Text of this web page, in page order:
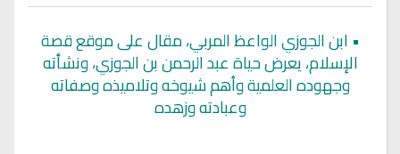
• ابن الجوزي الواعظ المربي، مقال على موقع قصة
الإسلام، يعرض حياة عبد الرحمن بن الجوزي، ونشأته
وجهوده العلمية وأهم شيوخه وتلاميذه وصفاته
وعبادته وزهده